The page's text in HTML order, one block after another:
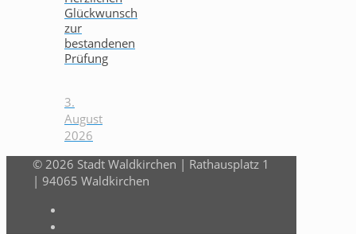
Glückwunsch
zur
bestandenen
Prüfung
3.
August
2026
© 2026 Stadt Waldkirchen | Rathausplatz 1
| 94065 Waldkirchen